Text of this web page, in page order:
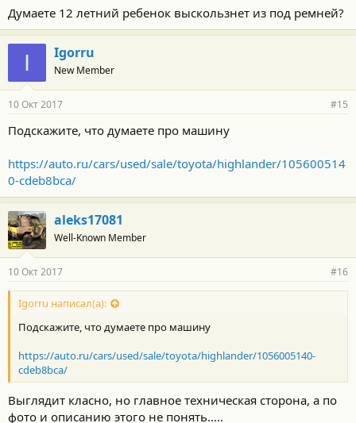
Думаете 12 летний ребенок выскользнет из под ремней?
I Igorru
New Member
10 Окт 2017 #15
Подскажите, что думаете про машину
https://auto.ru/cars/used/sale/toyota/highlander/105600514
0-cdeb8bca/
aleks17081
Well-Known Member
10 Окт 2017 #16
Igorru написал(а):
Подскажите, что думаете про машину
https://auto.ru/cars/used/sale/toyota/highlander/1056005140-
cdeb8bca/
Выглядит класно, но главное техническая сторона, а по
фото и описанию этого не понять.....